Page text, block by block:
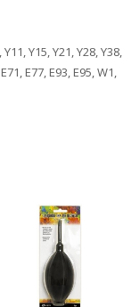
Y15, Y21, Y28, Y38,
E77, E93, E95, W1,